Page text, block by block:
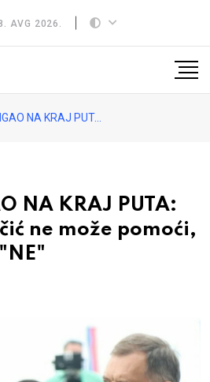
AVG 2026.
Više mu ni Vučić ne može pomoći, i Čović rekao "NE"
NA KRAJ PUTA:
ne može pomoći,